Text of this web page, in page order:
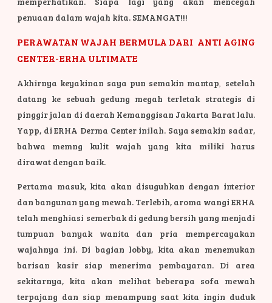
penuaan dalam wajah kita. SEMANGAT!!!
PERAWATAN WAJAH BERMULA DARI ANTI AGING
CENTER-ERHA ULTIMATE
Akhirnya keyakinan saya pun semakin mantap
setelah
datang ke sebuah gedung megah terletak strategis di
pinggir jalan di daerah Kemanggisan Jakarta Barat lalu.
Yapp, di ERHA Derma Center inilah. Saya semakin sadar,
bahwa memng kulit wajah yang kita miliki harus
dirawat dengan baik.
Pertama masuk, kita akan disuguhkan dengan interior
dan bangunan yang mewah. Terlebih, aroma wangi ERHA
telah menghiasi semerbak di gedung bersih yang menjadi
tumpuan banyak wanita dan pria mempercayakan
wajahnya ini. Di bagian lobby, kita akan menemukan
barisan kasir siap menerima pembayaran. Di area
sekitarnya, kita akan melihat beberapa sofa mewah
terpajang dan siap menampung saat kita ingin duduk